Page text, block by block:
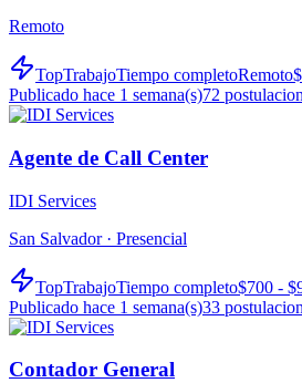
Remoto
TopTrabajoTiempo completoRemoto
Publicado hace 1 semana(s)72
Agente de Call Center
IDI Services
San Salvador · Presencial
TopTrabajoTiempo completo$700 -
Publicado hace 1 semana(s)33
Contador General